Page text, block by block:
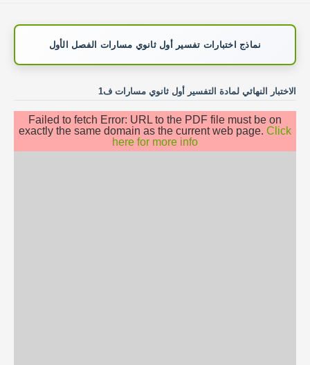
نماذج اختبارات تفسير أول ثانوي مسارات الفصل الأول
الاختبار النهائي لمادة التفسير أول ثانوي مسارات ف1
Failed to fetch Error: URL to the PDF file must be on
exactly the same domain as the current web page. Click
here for more info